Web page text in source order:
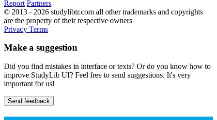
Report Partners
© 2013 - 2026 studylibtr.com all other trademarks and copyrights
are the property of their respective owners
Privacy Terms
Make a suggestion
Did you find mistakes in interface or texts? Or do you know how to
improve StudyLib UI? Feel free to send suggestions. It's very
important for us!
Send feedback